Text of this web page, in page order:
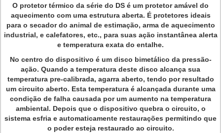
O protetor térmico da série do DS é um protetor amável do
aquecimento com uma estrutura aberta. É protetores ideais
para o secador do animal de estimação, arma de aquecimento
industrial, e calefatores, etc., para suas ação instantânea alerta
e temperatura exata do entalhe.
No centro do dispositivo é um disco bimetálico da pressão-
ação. Quando a temperatura deste disco alcança sua
temperatura pre-calibrada, agarra aberto, tendo por resultado
um circuito aberto. Esta temperatura é alcançada durante uma
condição de falha causada por um aumento na temperatura
ambiental. Depois que o dispositivo quebra o circuito, o
sistema esfria e automaticamente restaurações permitindo que
o poder esteja restaurado ao circuito.